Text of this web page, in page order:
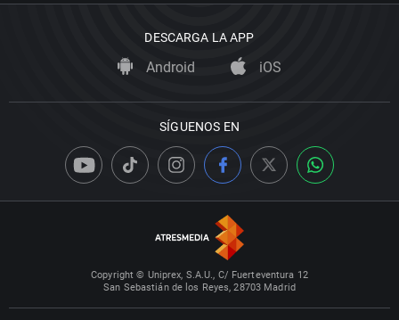
DESCARGA LA APP
Android iOS
SÍGUENOS EN
Copyright © Uniprex, S.A.U., C/ Fuerteventura 12
San Sebastián de los Reyes, 28703 Madrid